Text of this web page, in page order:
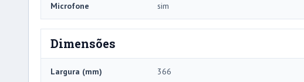
Microfone sim
Dimensões
Largura (mm) 366